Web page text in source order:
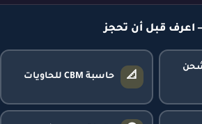
اعرف قبل أن تحجز
📐 حاسبة CBM للحاويات